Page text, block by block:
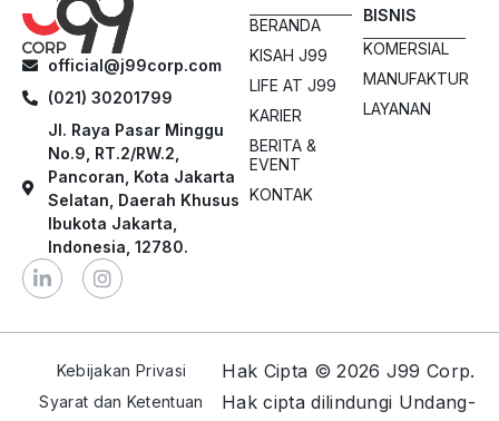
Terbaik
official@j99corp.com
(021) 30201799
Jl. Raya Pasar Minggu
No.9, RT.2/RW.2,
Pancoran, Kota Jakarta
Selatan, Daerah Khusus
Ibukota Jakarta,
Indonesia, 12780.
BERANDA
KISAH J99
LIFE AT J99
KARIER
BERITA &
EVENT
KONTAK
BISNIS
KOMERSIAL
MANUFAKTUR
LAYANAN
Hak Cipta © 2026 J99 Corp.
Hak cipta dilindungi Undang-
Kebijakan Privasi
Syarat dan Ketentuan